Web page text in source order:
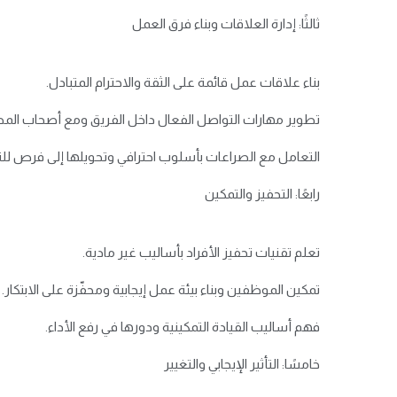
ثالثًا: إدارة العلاقات وبناء فرق العمل
بناء علاقات عمل قائمة على الثقة والاحترام المتبادل.
تطوير مهارات التواصل الفعال داخل الفريق ومع أصحاب
التعامل مع الصراعات بأسلوب احترافي وتحويلها إلى فرص
رابعًا: التحفيز والتمكين
تعلم تقنيات تحفيز الأفراد بأساليب غير مادية.
تمكين الموظفين وبناء بيئة عمل إيجابية ومحفّزة على الابتكار.
فهم أساليب القيادة التمكينية ودورها في رفع الأداء.
خامسًا: التأثير الإيجابي والتغيير